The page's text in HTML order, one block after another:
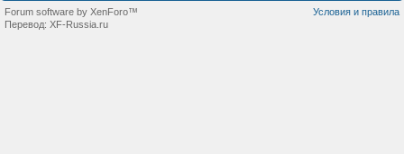
Условия и правила
Forum software by XenForo™
Перевод: XF-Russia.ru